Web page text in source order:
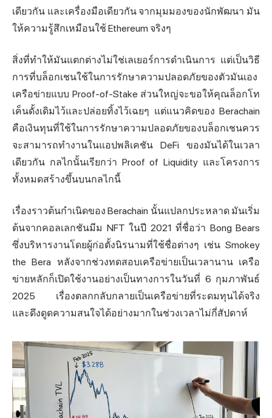
เดียวกัน และเครื่องมือเดียวกัน จากมุมมองของนักพัฒนา มัน
ให้ความรู้สึกเหมือนใช้ Ethereum จริงๆ
สิ่งที่ทำให้มันแตกต่างไม่ใช่เลเยอร์การดำเนินการ แต่เป็นวิธี
การที่บล็อกเชนใช้ในการรักษาความปลอดภัยของตัวมันเอง
เครือข่ายแบบ Proof-of-Stake ส่วนใหญ่จะขอให้คุณล็อกโท
เค็นดั้งเดิมไว้และปล่อยทิ้งไว้เฉยๆ แต่แนวคิดของ Berachain
คือเงินทุนที่ใช้ในการรักษาความปลอดภัยของบล็อกเชนควร
จะสามารถทำงานในแอปพลิเคชัน DeFi ของมันได้ในเวลา
เดียวกัน กลไกนั้นเรียกว่า Proof of Liquidity และโครงการ
ทั้งหมดสร้างขึ้นบนกลไกนี้
เรื่องราวต้นกำเนิดของ Berachain นั้นแปลกประหลาด มันเริ่ม
ต้นจากคอลเลกชันมีม NFT ในปี 2021 ที่ชื่อว่า Bong Bears
ซึ่งบริหารงานโดยผู้ก่อตั้งนิรนามที่ใช้ชื่อต่างๆ เช่น Smokey
the Bera หลังจากช่วงทดสอบเครือข่ายเป็นเวลานาน เครือ
ข่ายหลักก็เปิดใช้งานอย่างเป็นทางการในวันที่ 6 กุมภาพันธ์
2025 เรื่องตลกกลับกลายเป็นเครือข่ายที่ระดมทุนได้จริง
และดึงดูดความสนใจได้อย่างมากในช่วงเวลาไม่กี่สัปดาห์